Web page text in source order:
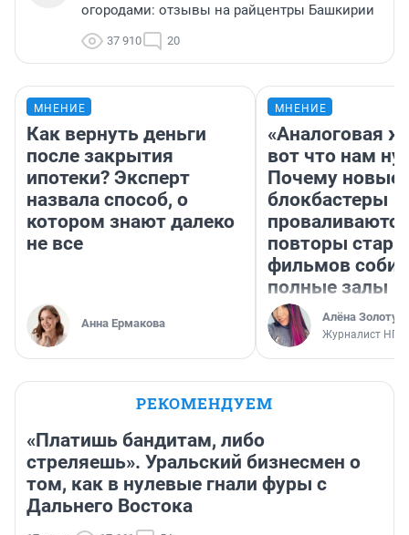
огородами: отзывы на райцентры Башкирии
37 910 20
МНЕНИЕ
Как вернуть деньги
после закрытия
ипотеки? Эксперт
назвала способ, о
котором знают далеко
не все
Анна Ермакова
МНЕНИЕ
«Аналоговая
вот что нам
Почему новые
блокбастеры
повторы
фильмов
полные залы
Алёна
Журналист НГС
РЕКОМЕНДУЕМ
«Платишь бандитам, либо
стреляешь». Уральский бизнесмен о
том, как в нулевые гнали фуры с
Дальнего Востока